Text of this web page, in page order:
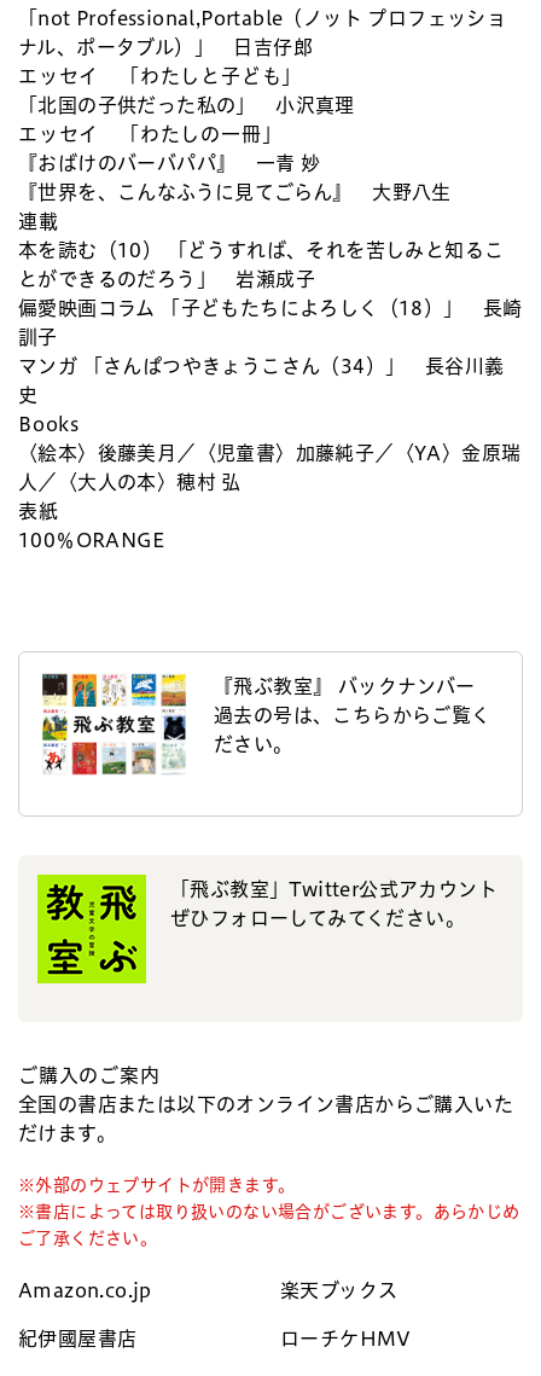
「not Professional,Portable（ノット プロフェッショ
ナル、ポータブル）」 日吉仔郎
エッセイ 「わたしと子ども」
「北国の子供だった私の」 小沢真理
エッセイ 「わたしの一冊」
『おばけのバーバパパ』 一青 妙
『世界を、こんなふうに見てごらん』 大野八生
連載
本を読む（10） 「どうすれば、それを苦しみと知るこ
とができるのだろう」 岩瀬成子
偏愛映画コラム 「子どもたちによろしく（18）」 長崎
訓子
マンガ 「さんぱつやきょうこさん（34）」 長谷川義
史
Books
〈絵本〉後藤美月／〈児童書〉加藤純子／〈YA〉金原瑞
人／〈大人の本〉穂村 弘
表紙
100％ORANGE
『飛ぶ教室』 バックナンバー
過去の号は、こちらからご覧く
ださい。
「飛ぶ教室」Twitter公式アカウント
ぜひフォローしてみてください。
ご購入のご案内
全国の書店または以下のオンライン書店からご購入いた
だけます。
※外部のウェブサイトが開きます。
※書店によっては取り扱いのない場合がございます。あらかじめ
ご了承ください。
Amazon.co.jp 楽天ブックス
紀伊國屋書店 ローチケHMV